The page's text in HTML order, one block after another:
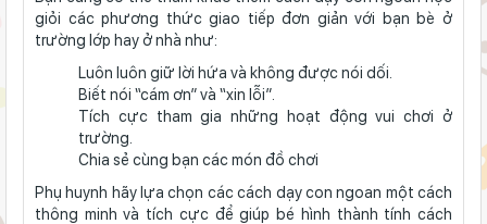
giỏi các phương thức giao tiếp đơn giản với bạn bè ở
trường lớp hay ở nhà như:
Luôn luôn giữ lời hứa và không được nói dối.
Biết nói “cám ơn” và “xin lỗi”.
Tích cực tham gia những hoạt động vui chơi ở
trường.
Chia sẻ cùng bạn các món đồ chơi
Phụ huynh hãy lựa chọn các cách dạy con ngoan một cách
thông minh và tích cực để giúp bé hình thành tính cách